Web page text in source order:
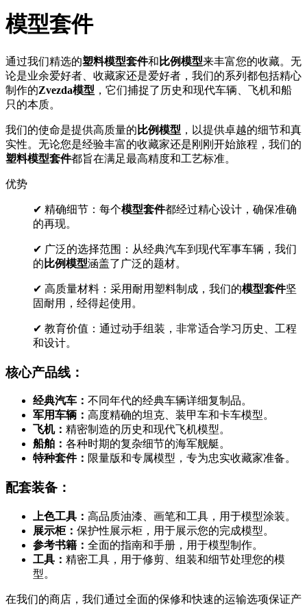
模型套件
通过我们精选的塑料模型套件和 比例模型来丰富您的收藏。无
论是业余爱好者、收藏家还是爱好者，我们的系列都包括精心
制作的Zvezda模型 ，它们捕捉了历史和现代车辆、飞机和船
只的本质。
我们的使命是提供高质量的 比例模型 ，以提供卓越的细节和真
实性。无论您是经验丰富的收藏家还是刚刚开始旅程，我们的
塑料模型套件都旨在满足最高精度和工艺标准。
优势
✔ 精确细节：每个模型套件都经过精心设计，确保准确
的再现。
✔ 广泛的选择范围：从经典汽车到现代军事车辆，我们
的 比例模型涵盖了广泛的题材。
✔ 高质量材料：采用耐用塑料制成，我们的模型套件坚
固耐用，经得起使用。
✔ 教育价值：通过动手组装，非常适合学习历史、工程
和设计。
核心产品线：
经典汽车： 不同年代的经典车辆详细复制品。
军用车辆： 高度精确的坦克、装甲车和卡车模型。
飞机： 精密制造的历史和现代飞机模型。
船舶： 各种时期的复杂细节的海军舰艇。
特种套件： 限量版和专属模型，专为忠实收藏家准备。
配套装备：
上色工具： 高品质油漆、画笔和工具，用于模型涂装。
展示柜： 保护性展示柜，用于展示您的完成模型。
参考书籍： 全面的指南和手册，用于模型制作。
工具： 精密工具，用于修剪、组装和细节处理您的模
型。
在我们的商店，我们通过全面的保修和快速的运输选项保证产